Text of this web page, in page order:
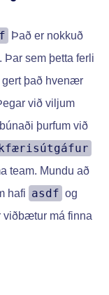
Það er nokkuð
Þar sem þetta ferli
gert það hvenær
við viljum
þurfum við
team. Mundu að
hafi asdf og
viðbætur má finna